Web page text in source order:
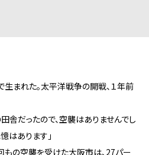
まれた。太平洋戦争の開戦、１年前
舎だったので、空襲はありませんでし
はあります」
の空襲を受けた大阪市は、27パー